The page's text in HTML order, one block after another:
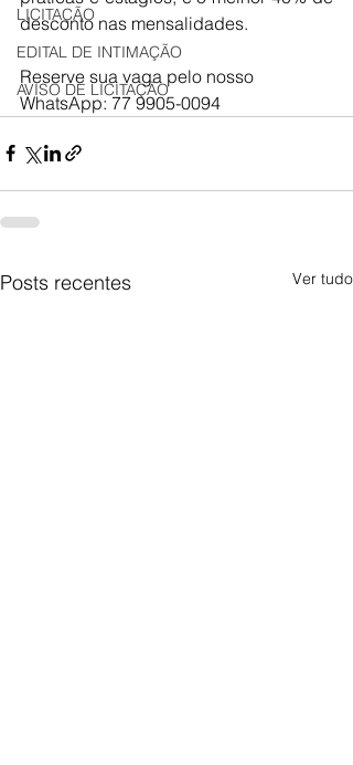
LICITAÇÃO
EDITAL DE INTIMAÇÃO
AVISO DE LICITAÇÃO
desconto nas mensalidades.
Reserve sua vaga pelo nosso
WhatsApp: 77 9905-0094
Posts recentes Ver tudo